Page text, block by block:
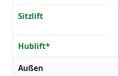
Sitzlift
Hublift*
Außen